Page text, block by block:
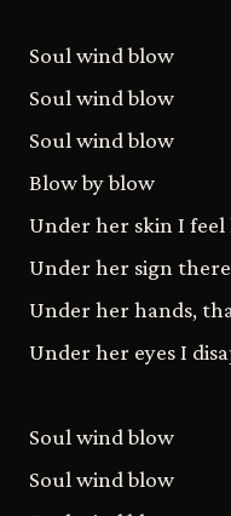
Soul wind blow
Soul wind blow
Soul wind blow
Blow by blow
Under her skin I
Under her sign
Under her hands,
Under her eyes I
Soul wind blow
Soul wind blow